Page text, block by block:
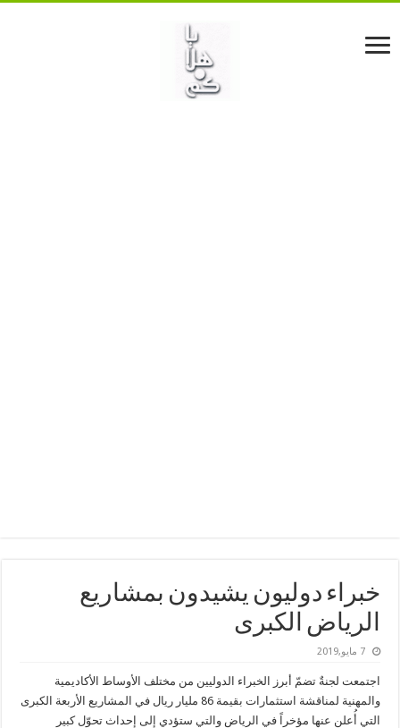
خبراء دوليون يشيدون بمشاريع
الرياض الكبرى
7 مايو,2019
اجتمعت لجنةٌ تضمّ أبرز الخبراء الدوليين من مختلف الأوساط الأكاديمية
والمهنية لمناقشة استثمارات بقيمة 86 مليار ريال في المشاريع الأربعة الكبرى
التي أُعلن عنها مؤخراً في الرياض والتي ستؤدي إلى إحداث تحوّل كبير